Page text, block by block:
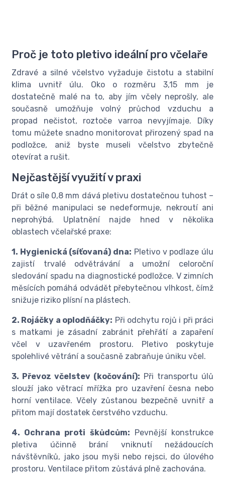
Proč je toto pletivo ideální pro včelaře
Zdravé a silné včelstvo vyžaduje čistotu a stabilní
klima uvnitř úlu. Oko o rozměru 3,15 mm je
dostatečně malé na to, aby jím včely neprošly, ale
současně umožňuje volný průchod vzduchu a
propad nečistot, roztoče varroa nevyjímaje. Díky
tomu můžete snadno monitorovat přirozený spad na
podložce, aniž byste museli včelstvo zbytečně
otevírat a rušit.
Nejčastější využití v praxi
Drát o síle 0,8 mm dává pletivu dostatečnou tuhost –
při běžné manipulaci se nedeformuje, nekroutí ani
neprohýbá. Uplatnění najde hned v několika
oblastech včelařské praxe:
1. Hygienická (síťovaná) dna: Pletivo v podlaze úlu
zajistí trvalé odvětrávání a umožní celoroční
sledování spadu na diagnostické podložce. V zimních
měsících pomáhá odvádět přebytečnou vlhkost, čímž
snižuje riziko plísní na plástech.
2. Rojáčky a oplodňáčky: Při odchytu rojů i při práci
s matkami je zásadní zabránit přehřátí a zapaření
včel v uzavřeném prostoru. Pletivo poskytuje
spolehlivé větrání a současně zabraňuje úniku včel.
3. Převoz včelstev (kočování): Při transportu úlů
slouží jako větrací mřížka pro uzavření česna nebo
horní ventilace. Včely zůstanou bezpečně uvnitř a
přitom mají dostatek čerstvého vzduchu.
4. Ochrana proti škůdcům: Pevnější konstrukce
pletiva účinně brání vniknutí nežádoucích
návštěvníků, jako jsou myši nebo rejsci, do úlového
prostoru. Ventilace přitom zůstává plně zachována.